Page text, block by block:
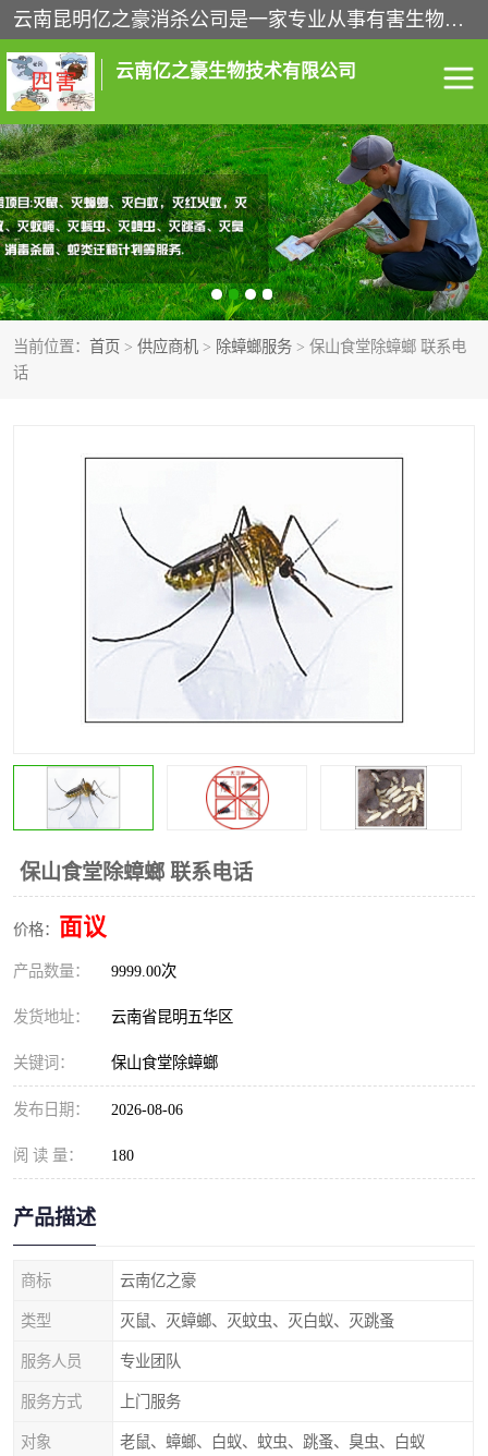
云南昆明亿之豪消杀公司是一家专业从事有害生物防治综合治理的公司，治理服务包括：灭鼠,杀虫,除虫,除蟑螂,白蚁防治,消杀等；安全环保,快速上门,价格透明,完善的售后服务,不影响您的生活工作。
云南亿之豪生物技术有限公司
当前位置： 首页 > 供应商机 > 除蟑螂服务 > 保山食堂除蟑螂 联系电
话
保山食堂除蟑螂 联系电话
价格： 面议
产品数量： 9999.00次
发货地址： 云南省昆明五华区
关键词： 保山食堂除蟑螂
发布日期： 2026-08-06
阅 读 量： 180
产品描述
商标 云南亿之豪
类型 灭鼠、灭蟑螂、灭蚊虫、灭白蚁、灭跳蚤
服务人员 专业团队
服务方式 上门服务
对象 老鼠、蟑螂、白蚁、蚊虫、跳蚤、臭虫、白蚁
灭鼠服务 杀虫服务
除虫服务 除蟑螂服务
白蚁防治服务 消杀服务
昆明灭老鼠 昆明灭蟑螂
昆明消毒公司 昆明白蚁防治
昆明灭红火蚁公司 昆明驱蛇公司